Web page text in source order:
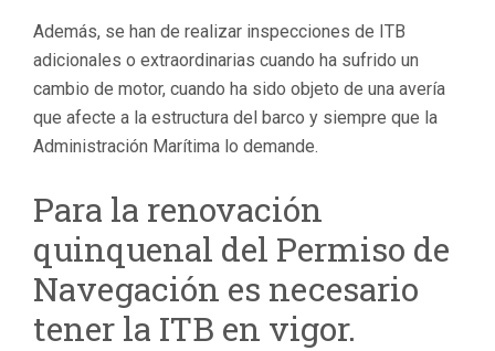
Además, se han de realizar inspecciones de ITB
adicionales o extraordinarias cuando ha sufrido un
cambio de motor, cuando ha sido objeto de una avería
que afecte a la estructura del barco y siempre que la
Administración Marítima lo demande.
Para la renovación
quinquenal del Permiso de
Navegación es necesario
tener la ITB en vigor.